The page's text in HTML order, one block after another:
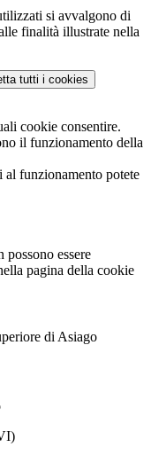
si avvalgono di
finalità illustrate nella
tutti i cookies
cookie consentire.
il funzionamento della
al funzionamento potete
essere
pagina della cookie
di Asiago